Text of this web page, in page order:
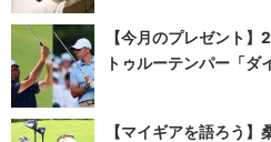
【今月のプレゼント
トゥルーテンパー「ダ
【マイギアを語ろう